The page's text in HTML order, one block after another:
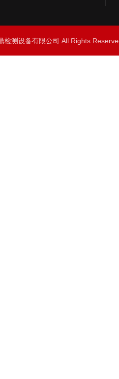
检测设备有限公司 All Rights